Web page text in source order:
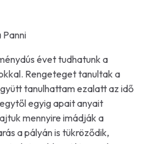
Panni
évet tudhatunk a
Rengeteget tanultak a
tanulhattam ezalatt az idő
egyig apait anyait
mennyire imádják a
a pályán is tükröződik,